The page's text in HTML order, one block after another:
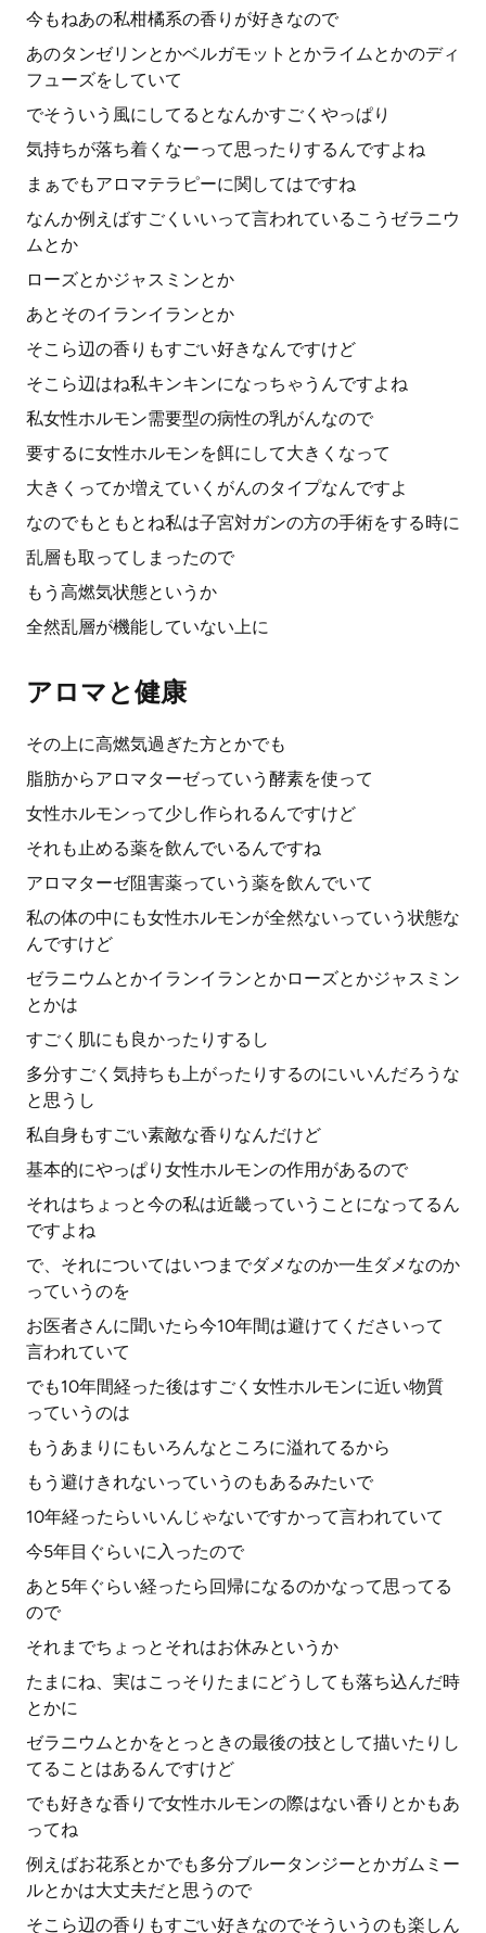
今もねあの私柑橘系の香りが好きなので
あのタンゼリンとかベルガモットとかライムとかのディ
フューズをしていて
でそういう風にしてるとなんかすごくやっぱり
気持ちが落ち着くなーって思ったりするんですよね
まぁでもアロマテラピーに関してはですね
なんか例えばすごくいいって言われているこうゼラニウ
ムとか
ローズとかジャスミンとか
あとそのイランイランとか
そこら辺の香りもすごい好きなんですけど
そこら辺はね私キンキンになっちゃうんですよね
私女性ホルモン需要型の病性の乳がんなので
要するに女性ホルモンを餌にして大きくなって
大きくってか増えていくがんのタイプなんですよ
なのでもともとね私は子宮対ガンの方の手術をする時に
乱層も取ってしまったので
もう高燃気状態というか
全然乱層が機能していない上に
アロマと健康
その上に高燃気過ぎた方とかでも
脂肪からアロマターゼっていう酵素を使って
女性ホルモンって少し作られるんですけど
それも止める薬を飲んでいるんですね
アロマターゼ阻害薬っていう薬を飲んでいて
私の体の中にも女性ホルモンが全然ないっていう状態な
んですけど
ゼラニウムとかイランイランとかローズとかジャスミン
とかは
すごく肌にも良かったりするし
多分すごく気持ちも上がったりするのにいいんだろうな
と思うし
私自身もすごい素敵な香りなんだけど
基本的にやっぱり女性ホルモンの作用があるので
それはちょっと今の私は近畿っていうことになってるん
ですよね
で、それについてはいつまでダメなのか一生ダメなのか
っていうのを
お医者さんに聞いたら今10年間は避けてくださいって
言われていて
でも10年間経った後はすごく女性ホルモンに近い物質
っていうのは
もうあまりにもいろんなところに溢れてるから
もう避けきれないっていうのもあるみたいで
10年経ったらいいんじゃないですかって言われていて
今5年目ぐらいに入ったので
あと5年ぐらい経ったら回帰になるのかなって思ってる
ので
それまでちょっとそれはお休みというか
たまにね、実はこっそりたまにどうしても落ち込んだ時
とかに
ゼラニウムとかをとっときの最後の技として描いたりし
てることはあるんですけど
でも好きな香りで女性ホルモンの際はない香りとかもあ
ってね
例えばお花系とかでも多分ブルータンジーとかガムミー
ルとかは大丈夫だと思うので
そこら辺の香りもすごい好きなのでそういうのも楽しん